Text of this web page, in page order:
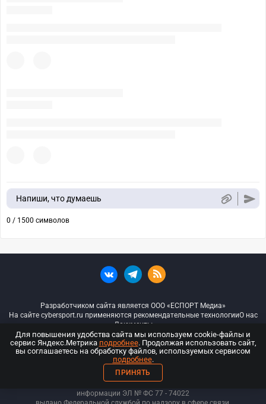
Напиши, что думаешь
0 / 1500 символов
Разработчиком сайта является ООО «ЕСПОРТ Медиа»
На сайте cybersport.ru применяются рекомендательные технологииО нас
Документы
© ООО «Киберспорт.ру» — Все права защищены
18+
ООО «Киберспорт.ру». Свидетельство о регистрации средств массовой
информации ЭЛ № ФС 77 - 74022
Для повышения удобства сайта мы используем cookie-файлы и
сервис Яндекс.Метрика подробнее. Продолжая использовать сайт,
вы соглашаетесь на обработку файлов, используемых сервисом
подробнее.
ПРИНЯТЬ